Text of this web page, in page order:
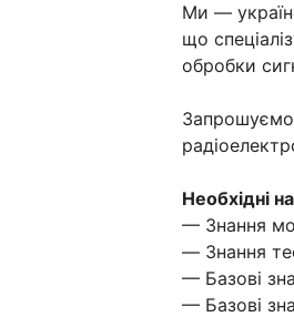
Ми —
що
обробки
Запрошуємо
Необхідні
— Знання
— Знання
— Базові
— Базові